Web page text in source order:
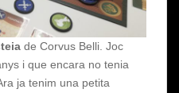
de Corvus Belli. Joc
i que encara no tenia
ja tenim una petita